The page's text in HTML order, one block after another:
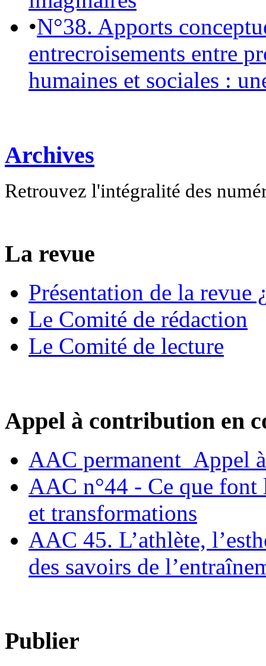
•N°38. Apports
entrecroisements entre
humaines et sociales :
Archives
Retrouvez l'intégralité des
La revue
Présentation de la revue
Le Comité de rédaction
Le Comité de lecture
Appel à contribution en
AAC permanent_Appel
AAC n°44 - Ce que font
et transformations
AAC 45. L’athlète,
des savoirs de
Publier